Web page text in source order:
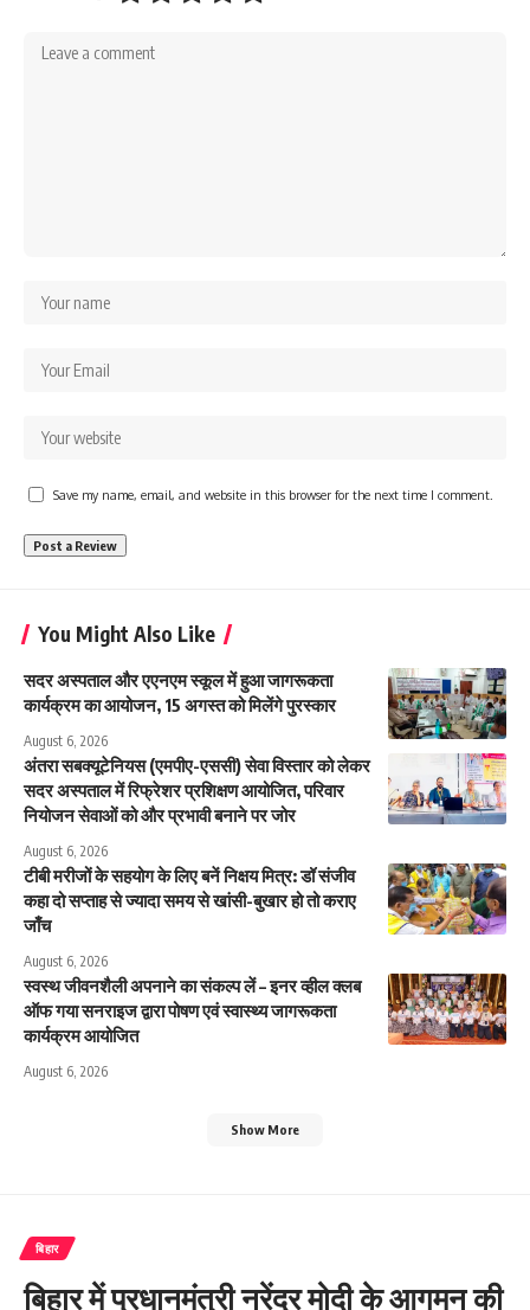
Save my name, email, and website in this browser for the next time I comment.
You Might Also Like
सदर अस्पताल और एएनएम स्कूल में हुआ जागरूकता
कार्यक्रम का आयोजन, 15 अगस्त को मिलेंगे पुरस्कार
August 6, 2026
अंतरा सबक्यूटेनियस (एमपीए-एससी) सेवा विस्तार को लेकर
सदर अस्पताल में रिफ्रेशर प्रशिक्षण आयोजित, परिवार
नियोजन सेवाओं को और प्रभावी बनाने पर जोर
August 6, 2026
टीबी मरीजों के सहयोग के लिए बनें निक्षय मित्र: डॉ संजीव
कहा दो सप्ताह से ज्यादा समय से खांसी-बुखार हो तो कराए
जाँच
August 6, 2026
स्वस्थ जीवनशैली अपनाने का संकल्प लें – इनर व्हील क्लब
ऑफ गया सनराइज द्वारा पोषण एवं स्वास्थ्य जागरूकता
कार्यक्रम आयोजित
August 6, 2026
Show More
बिहार
बिहार में प्रधानमंत्री नरेंद्र मोदी के आगमन की